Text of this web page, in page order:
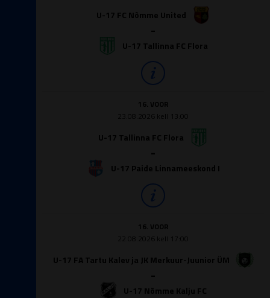
U-17 FC Nõmme United
-
U-17 Tallinna FC Flora
16. VOOR
23.08.2026 kell 13:00
U-17 Tallinna FC Flora
-
U-17 Paide Linnameeskond I
16. VOOR
22.08.2026 kell 17:00
U-17 FA Tartu Kalev ja JK Merkuur-Juunior ÜM
-
U-17 Nõmme Kalju FC